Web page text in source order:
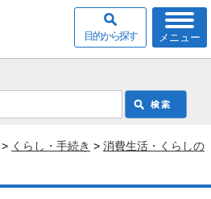
メニュー
目的から探す
> くらし・手続き > 消費生活・くらしの